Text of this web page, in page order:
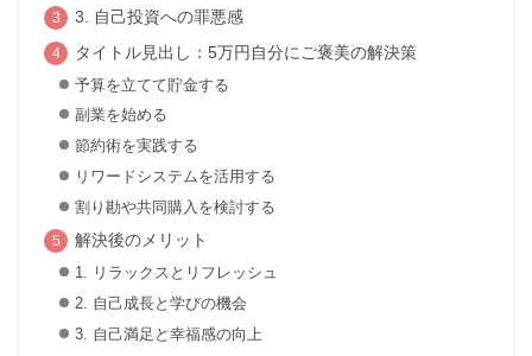
3. 自己投資への罪悪感
タイトル見出し：5万円自分にご褒美の解決策
予算を立てて貯金する
副業を始める
節約術を実践する
リワードシステムを活用する
割り勘や共同購入を検討する
解決後のメリット
1. リラックスとリフレッシュ
2. 自己成長と学びの機会
3. 自己満足と幸福感の向上